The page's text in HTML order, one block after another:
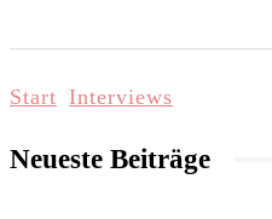
Start Interviews
Neueste Beiträge